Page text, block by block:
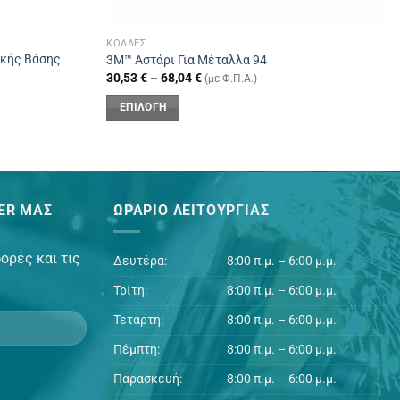
Βάσης
ΚΌΛΛΕΣ
3Μ™ Αστάρι Για Μέταλλα 94
30,53€ –68,04€ (με Φ.Π.Α.)
ΕΠΙΛΟΓΉ
προϊόν
πολλαπλές
παραλλαγές.
Οι
επιλογές
μπορούν
να
επιλεγούν
στη
σελίδα
ΜΑΣ
και τις
ΩΡΆΡΙΟ ΛΕΙΤΟΥΡΓΊΑΣ
Δευτέρα:
8:00 π.μ. – 6:00 μ.μ.
Τρίτη:
8:00 π.μ. – 6:00 μ.μ.
Τετάρτη:
8:00 π.μ. – 6:00 μ.μ.
Πέμπτη:
8:00 π.μ. – 6:00 μ.μ.
Παρασκευή:
8:00 π.μ. – 6:00 μ.μ.